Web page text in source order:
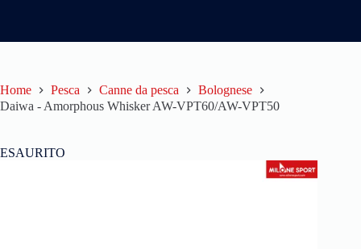
Home Pesca Canne da pesca
Bolognese
Daiwa - Amorphous Whisker AW-VPT60/AW-VPT50
ESAURITO